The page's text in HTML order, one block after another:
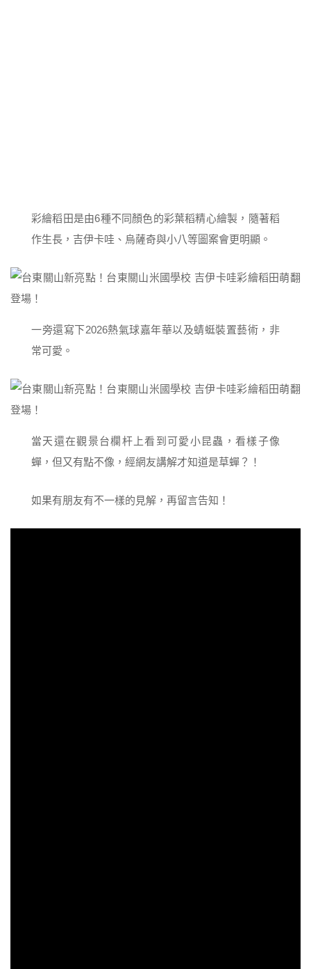
彩繪稻田是由6種不同顏色的彩葉稻精心繪製，隨著稻
作生長，吉伊卡哇、烏薩奇與小八等圖案會更明顯。
一旁還寫下2026熱氣球嘉年華以及蜻蜓裝置藝術，非
常可愛。
當天還在觀景台欄杆上看到可愛小昆蟲，看樣子像
蟬，但又有點不像，經網友講解才知道是草蟬？！
如果有朋友有不一樣的見解，再留言告知！